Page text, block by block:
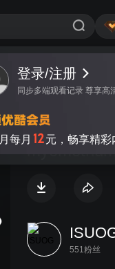
登录/注册
同步多端观看记录 尊享高
月每月 12元，畅享精彩
视频 讨论
Lecture 27
myometrium
551粉丝